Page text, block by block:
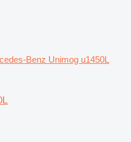
Benz Unimog u1450L